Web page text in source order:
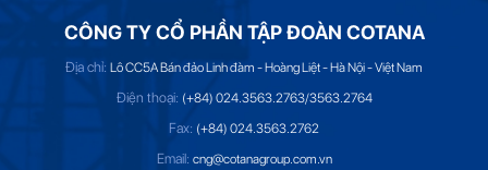
CÔNG TY CỔ PHẦN TẬP ĐOÀN COTANA
Địa chỉ: Lô CC5A Bán đảo Linh đàm - Hoàng Liệt - Hà Nội - Việt Nam
Điện thoại: (+84) 024.3563.2763/3563.2764
Fax: (+84) 024.3563.2762
Email: cng@cotanagroup.com.vn